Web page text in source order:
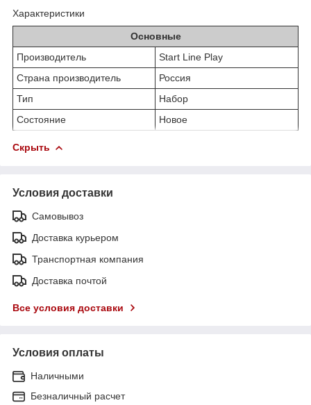
Характеристики
Основные
Производитель
Start Line Play
Страна производитель
Россия
Тип
Набор
Состояние
Новое
Скрыть
Условия доставки
Самовывоз
Доставка курьером
Транспортная компания
Доставка почтой
Все условия доставки
Условия оплаты
Наличными
Безналичный расчет